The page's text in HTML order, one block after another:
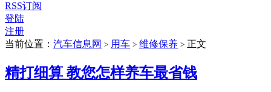
RSS订阅
登陆
注册
当前位置： 汽车信息网 > 用车 > 维修保养 > 正文
精打细算 教您怎样养车最省钱